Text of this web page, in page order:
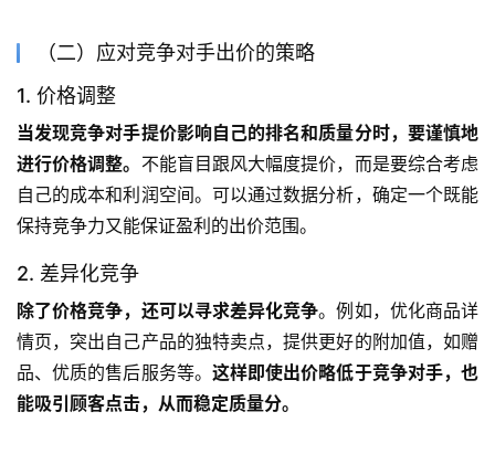
（二）应对竞争对手出价的策略
1. 价格调整
当发现竞争对手提价影响自己的排名和质量分时，要谨慎地
进行价格调整。 不能盲目跟风大幅度提价，而是要综合考虑
自己的成本和利润空间。可以通过数据分析，确定一个既能
保持竞争力又能保证盈利的出价范围。
2. 差异化竞争
除了价格竞争，还可以寻求差异化竞争。例如，优化商品详
情页，突出自己产品的独特卖点，提供更好的附加值，如赠
品、优质的售后服务等。 这样即使出价略低于竞争对手，也
能吸引顾客点击，从而稳定质量分。